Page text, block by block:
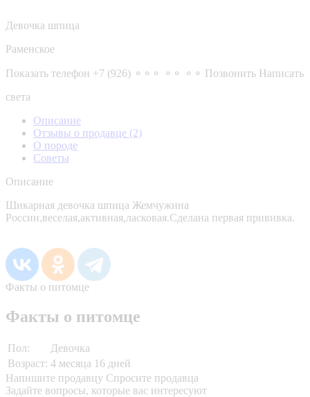
Девочка шпица
Раменское
Показать телефон +7 (926) ⚬⚬⚬ ⚬⚬ ⚬⚬ Позвонить Написать
света
Описание
Отзывы о продавце (2)
О породе
Советы
Описание
Шикарная девочка шпица Жемчужина
России,веселая,активная,ласковая.Сделана первая прививка.
Факты о питомце
Факты о питомце
Пол:
Девочка
Возраст: 4 месяца 16 дней
Напишите продавцу Спросите продавца
Задайте вопросы, которые вас интересуют